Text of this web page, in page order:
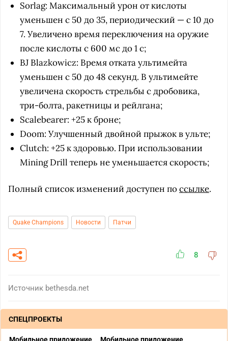
Sorlag: Максимальный урон от кислоты
уменьшен с 50 до 35, периодический — с 10 до
7. Увеличено время переключения на оружие
после кислоты с 600 мс до 1 с;
BJ Blazkowicz: Время отката ультимейта
уменьшен с 50 до 48 секунд. В ультимейте
увеличена скорость стрельбы с дробовика,
три-болта, ракетницы и рейлгана;
Scalebearer: +25 к броне;
Doom: Улучшенный двойной прыжок в ульте;
Clutch: +25 к здоровью. При использовании
Mining Drill теперь не уменьшается скорость;
Полный список изменений доступен поссылке.
Quake Champions Новости Патчи
8
Источник bethesda.net
СПЕЦПРОЕКТЫ